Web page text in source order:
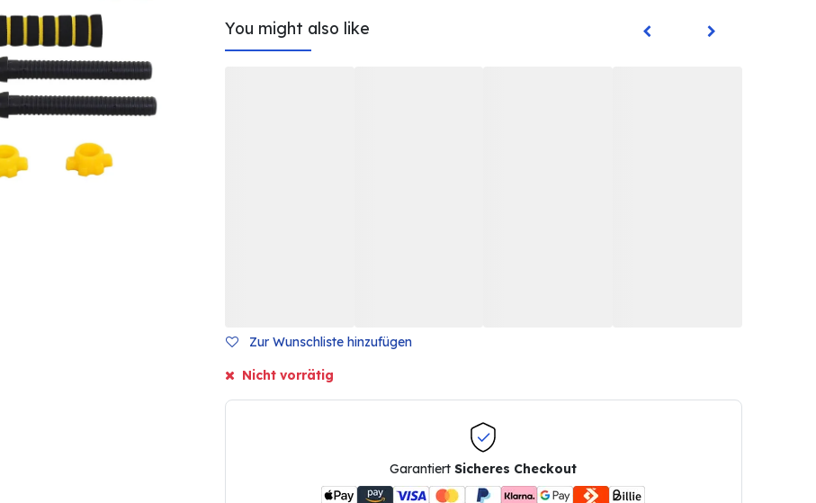
You might also like
Zur Wunschliste hinzufügen
Nicht vorrätig
GarantiertSicheres Checkout